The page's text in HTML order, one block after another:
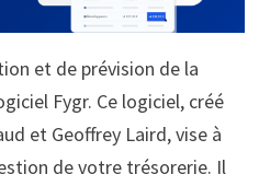
et de prévision de la
Fygr. Ce logiciel, créé
et Geoffrey Laird, vise à
de votre trésorerie. Il